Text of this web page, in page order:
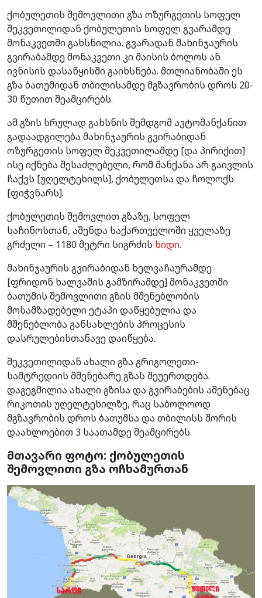
ქობულეთის შემოვლითი გზა ოზურგეთის სოფელ
შეკვეთილიდან ქობულეთის სოფელ გვარამდე
მონაკვეთში გახსნილია. გვარადან მახინჯაურის
გვირაბამდე მონაკვეთი კი მაისის ბოლოს ან
ივნისის დასაწყისში გაიხსნება. მთლიანობაში ეს
გზა ბათუმიდან თბილისამდე მგზავრობის დროს 20-
30 წუთით შეამცირებს.
ამ გზის სრულად გახსნის შემდგომ ავტომანქანით
გადაადგილება მახინჯაურის გვირაბიდან
ოზურგეთის სოფელ შეკვეთილამდე [და პირიქით]
ისე იქნება შესაძლებელი, რომ მანქანა არ გაივლის
ჩაქვს [უღელტეხილს], ქობულეთსა და ჩოლოქს
[ფიჭვნარს].
ქობულეთის შემოვლით გზაზე, სოფელ
საჩინოსთან, აშენდა საქართველოში ყველაზე
გრძელი – 1180 მეტრი სიგრძის ხიდი.
მახინჯაურის გვირაბიდან ხელვაჩაურამდე
[ფრიდონ ხალვაშის გამზირამდე] მონაკვეთში
ბათუმის შემოვლითი გზის მშენებლობის
მოსამზადებელი ეტაპი დაწყებულია და
მშენებლობა განსახლების პროცესის
დასრულებისთანავე დაიწყება.
შეკვეთილიდან ახალი გზა გრიგოლეთი-
სამტრედიის მშენებარე გზას შეუერთდება.
დაგეგმილია ახალი გზისა და გვირაბების აშენებაც
რიკოთის უღელტეხილზე, რაც საბოლოოდ
მგზავრობის დროს ბათუმსა და თბილისს შორის
დაახლოებით 3 საათამდე შეამცირებს.
მთავარი ფოტო: ქობულეთის
შემოვლითი გზა ოჩხამურთან